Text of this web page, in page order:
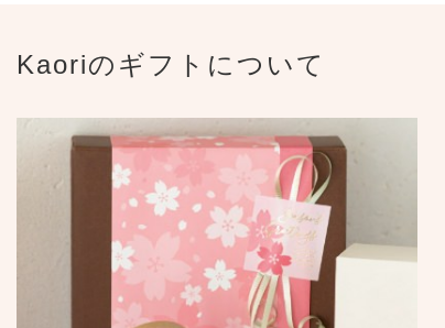
Kaoriのギフトについて